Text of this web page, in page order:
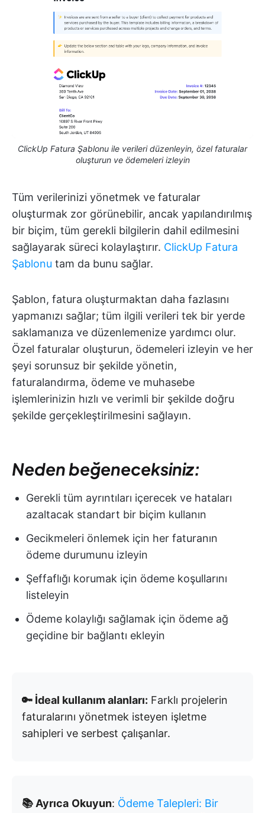
ClickUp Fatura Şablonu ile verileri düzenleyin, özel faturalar
oluşturun ve ödemeleri izleyin
Tüm verilerinizi yönetmek ve faturalar
oluşturmak zor görünebilir, ancak yapılandırılmış
bir biçim, tüm gerekli bilgilerin dahil edilmesini
sağlayarak süreci kolaylaştırır. ClickUp Fatura
Şablonu tam da bunu sağlar.
Şablon, fatura oluşturmaktan daha fazlasını
yapmanızı sağlar; tüm ilgili verileri tek bir yerde
saklamanıza ve düzenlemenize yardımcı olur.
Özel faturalar oluşturun, ödemeleri izleyin ve her
şeyi sorunsuz bir şekilde yönetin,
faturalandırma, ödeme ve muhasebe
işlemlerinizin hızlı ve verimli bir şekilde doğru
şekilde gerçekleştirilmesini sağlayın.
Neden beğeneceksiniz:
Gerekli tüm ayrıntıları içerecek ve hataları
azaltacak standart bir biçim kullanın
Gecikmeleri önlemek için her faturanın
ödeme durumunu izleyin
Şeffaflığı korumak için ödeme koşullarını
listeleyin
Ödeme kolaylığı sağlamak için ödeme ağ
geçidine bir bağlantı ekleyin
🔑 İdeal kullanım alanları: Farklı projelerin
faturalarını yönetmek isteyen işletme
sahipleri ve serbest çalışanlar.
📚 Ayrıca Okuyun: Ödeme Talepleri: Bir